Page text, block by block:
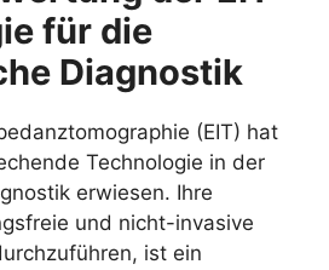
für die
Diagnostik
(EIT) hat
Technologie in der
erwiesen. Ihre
und nicht-invasive
ist ein